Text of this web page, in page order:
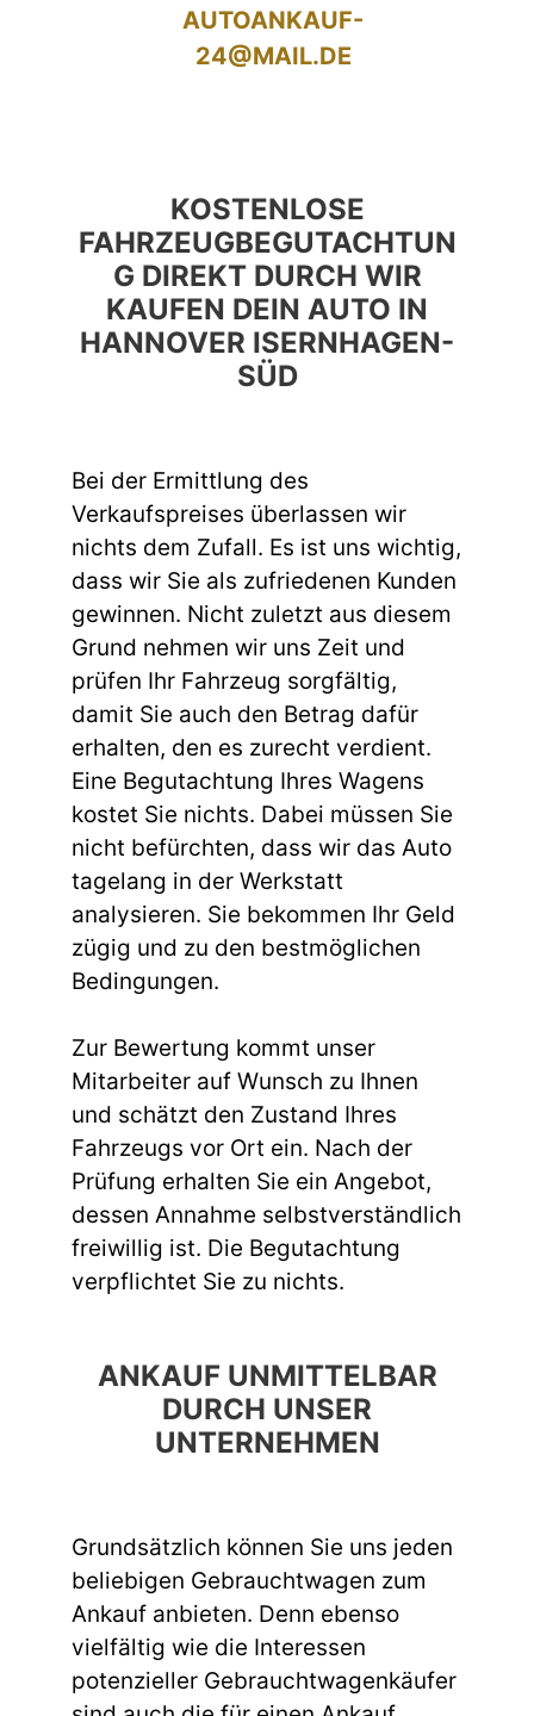
AUTOANKAUF-
24@MAIL.DE
KOSTENLOSE
FAHRZEUGBEGUTACHTUN
G DIREKT DURCH WIR
KAUFEN DEIN AUTO IN
HANNOVER ISERNHAGEN-
SÜD
Bei der Ermittlung des
Verkaufspreises überlassen wir
nichts dem Zufall. Es ist uns wichtig,
dass wir Sie als zufriedenen Kunden
gewinnen. Nicht zuletzt aus diesem
Grund nehmen wir uns Zeit und
prüfen Ihr Fahrzeug sorgfältig,
damit Sie auch den Betrag dafür
erhalten, den es zurecht verdient.
Eine Begutachtung Ihres Wagens
kostet Sie nichts. Dabei müssen Sie
nicht befürchten, dass wir das Auto
tagelang in der Werkstatt
analysieren. Sie bekommen Ihr Geld
zügig und zu den bestmöglichen
Bedingungen.
Zur Bewertung kommt unser
Mitarbeiter auf Wunsch zu Ihnen
und schätzt den Zustand Ihres
Fahrzeugs vor Ort ein. Nach der
Prüfung erhalten Sie ein Angebot,
dessen Annahme selbstverständlich
freiwillig ist. Die Begutachtung
verpflichtet Sie zu nichts.
ANKAUF UNMITTELBAR
DURCH UNSER
UNTERNEHMEN
Grundsätzlich können Sie uns jeden
beliebigen Gebrauchtwagen zum
Ankauf anbieten. Denn ebenso
vielfältig wie die Interessen
potenzieller Gebrauchtwagenkäufer